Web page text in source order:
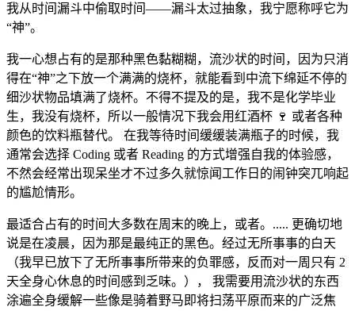
我从时间漏斗中偷取时间——漏斗太过抽象，我宁愿称呼它为
“神”。
我一心想占有的是那种黑色黏糊糊，流沙状的时间，因为只消
得在“神”之下放一个满满的烧杯，就能看到中流下绵延不停的
细沙状物品填满了烧杯。不得不提及的是，我不是化学毕业
生，我没有烧杯，所以一般情况下我会用红酒杯 🍷 或者各种
颜色的饮料瓶替代。 在我等待时间缓缓装满瓶子的时候，我
通常会选择 Coding 或者 Reading 的方式增强自我的体验感，
不然会经常出现呆坐才不过多久就惊闻工作日的闹钟突兀响起
的尴尬情形。
最适合占有的时间大多数在周末的晚上，或者。..... 更确切地
说是在凌晨，因为那是最纯正的黑色。经过无所事事的白天
（我早已放下了无所事事所带来的负罪感，反而对一周只有 2
天全身心休息的时间感到乏味。）， 我需要用流沙状的东西
涂遍全身缓解一些像是骑着野马即将扫荡平原而来的广泛焦